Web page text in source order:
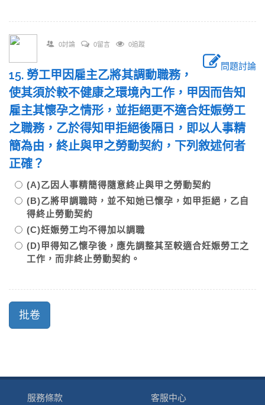
0討論 0留言 0追蹤
問題討論
15. 勞工甲因雇主乙將其調動職務，
使其須於較不健康之環境內工作，甲因而告知
雇主其懷孕之情形，並拒絕更不適合妊娠勞工
之職務，乙於得知甲拒絕後隔日，即以人事精
簡為由，終止與甲之勞動契約，下列敘述何者
正確？
(A)乙因人事精簡得隨意終止與甲之勞動契約
(B)乙將甲調職時，並不知她已懷孕，如甲拒絕，乙自
得終止勞動契約
(C)妊娠勞工均不得加以調職
(D)甲得知乙懷孕後，應先調整其至較適合妊娠勞工之
工作，而非終止勞動契約。
服務條款 客服中心